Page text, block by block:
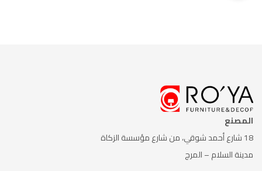
المصنع
18 شارع أحمد شوقي، من شارع
مؤسسة الزكاة
مدينة السلام – المرج